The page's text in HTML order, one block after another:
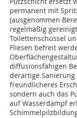
permanent mit
(ausgenommen
regelmäßig
Toilettenschüssel
Fliesen befreit
diffusionsfähigen
derartige
freundlicheres
sondern auch das
auf Wasserdampf